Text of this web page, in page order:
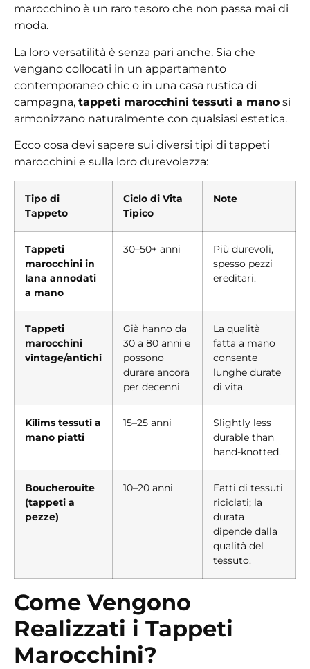
marocchino è un raro tesoro che non passa mai di
moda.
La loro versatilità è senza pari anche. Sia che
vengano collocati in un appartamento
contemporaneo chic o in una casa rustica di
campagna, tappeti marocchini tessuti a mano si
armonizzano naturalmente con qualsiasi estetica.
Ecco cosa devi sapere sui diversi tipi di tappeti
marocchini e sulla loro durevolezza:
Tipo di
Tappeto
Ciclo di Vita
Tipico
Note
Tappeti
marocchini in
lana annodati
a mano
30–50+ anni
Più durevoli,
spesso pezzi
ereditari.
Tappeti
marocchini
vintage/antichi
Già hanno da
30 a 80 anni e
possono
durare ancora
per decenni
La qualità
fatta a mano
consente
lunghe durate
di vita.
Kilims tessuti a
mano piatti
15–25 anni
Slightly less
durable than
hand-knotted.
Boucherouite
(tappeti a
pezze)
10–20 anni
Fatti di tessuti
riciclati; la
durata
dipende dalla
qualità del
tessuto.
Come Vengono
Realizzati i Tappeti
Marocchini?